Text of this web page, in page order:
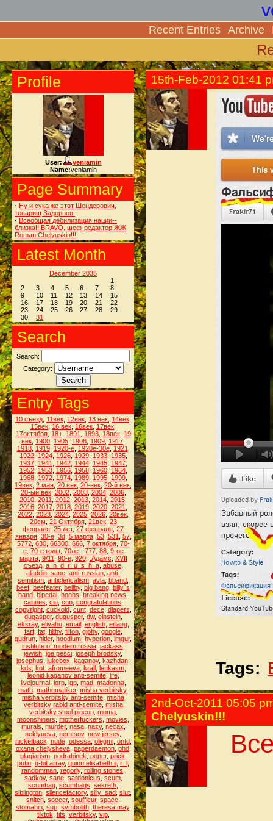
Recent Entries Archive
Profile
User:
veniamin
Name:veniamin
Page Summary
· Ну и сука же этот Шендерович,
товарищ Задорнов!
· Всеобщая дебилизация нации--
близка!! BRAVO, шеф-редактор ЖЖ
Roman Chelyuskin!!!
Latest Month
December 2035
1
2
3 4 5 6 7
8
9
10 11 12 13 14
15
16
17 18 19 20 21
22
23
24 25 26 27 28
29
30
31
Search
Search:
Category:
Entry Tags
10 съезд 11век 12век 13 век 14век
15век 16 век 16век 17век
17октября, 18+, 1891 1893, 18век, 19
век 1900 1905 1906 1909 1917
1918, 1919, 1920-е, 1920е-30е, 1921
1922, 1924, 1926, 1929, 1933, 1935,
1937, 1941 1942, 1944, 1945, 1947,
1952, 1953, 1956, 1958, 1960, 1964,
1968, 1972, 1974, 1989, 1995, 1999,
19век 2 мая 20 век 20-век 20-й век
20-ый век, 2002, 2003, 2004, 2006,
2010 2011 2012 2013 2014 2015
2016, 2017, 2018, 2019, 2020, 2021
2022 2023 2024 2025 2026 20век
20см 21 Октября, 21век, 23
февраля 25 лет, 27 февраля 27
января, 30-е, 3d, 5 марта, 53, 531 57,
5772, 630, 66300, 666, 7 октября, 70-
е, 70-е годы, 70лет, 777, 88, 9-ое
марта, 9/11 90-е, 920, :Адамс XVII
съезд, a_n_d_r_u_s_h_a, abuse,
aladdin_sane anti-russian anti-
semitism anticlericalism avla bband
beef beefeater, beilby, big bang billy`s
band bipedal boobs breaking news
cannes ciu, cnn, congratulations
copyright, cuckold, cunt, dece, diapers
dugasper, dugusper, dw, einstein,
eksray, eliyahu, email, english, erlang,
fart, fat, filthy, filton, giphy, google,
gudrun hitler, hoodlum hyperion imgur,
institute of modern russia, jackass
jewish joe pesci joseph brodsky,
josephus jukebox kaganov, kazhdan
kds kot_afromeeva, krall, lenkasm,
leonid kaganov anti-semite, life,
livejournal, lorp, lqp, mad, madonna,
math mathematiker, misha verbitsky,
misha verbitsky anti-semite misha
verbitsky rabid anti-semite, misha
verbitsky stool pigeon, moma,
moonshiners motherfuckers movies
murals murder, nasa, nazy, necax
neklyueva nemtsov, new jersey,
nickelback nude, odessa, olegmi, ontd,
oxana chelysheva, paperdaemon, phd,
plagiarism, podrabinek poper, prick
putin q-bit array, quinn elisabeth ii r_l
randomman regoriy, rolling stones
sadkov, sane, sardonicus scum,
scumbag scumbags sekreth
siblington silencefactory, silly_sad slut
snitch soccer, souffleur, space
stomahin, sup, symbolith, theresa may,
tiktok tits verbitsky, vip,
15th-Feb-2012 01:41
Tags:
2nd-Oct-2011 05:05
Chelyuskin!!!